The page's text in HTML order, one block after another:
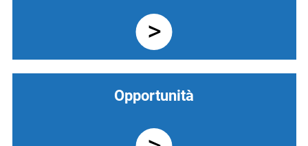
Opportunità